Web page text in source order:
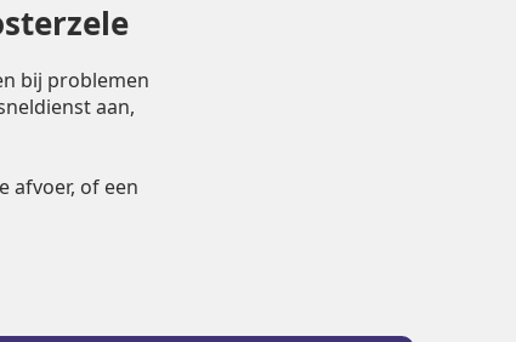
bij problemen
aan,
afvoer, of een